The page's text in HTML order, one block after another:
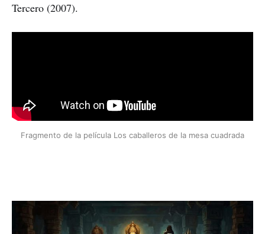
Tercero (2007).
Fragmento de la película Los caballeros de la mesa cuadrada